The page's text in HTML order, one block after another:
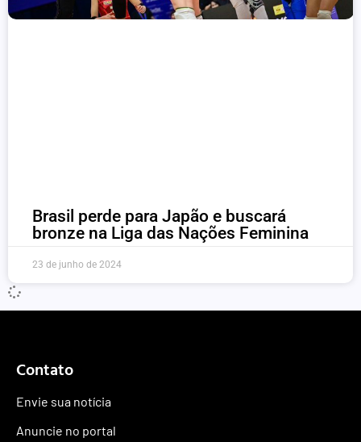
Brasil perde para Japão e buscará
bronze na Liga das Nações Feminina
23 de junho de 2024
Contato
Envie sua notícia
Anuncie no portal